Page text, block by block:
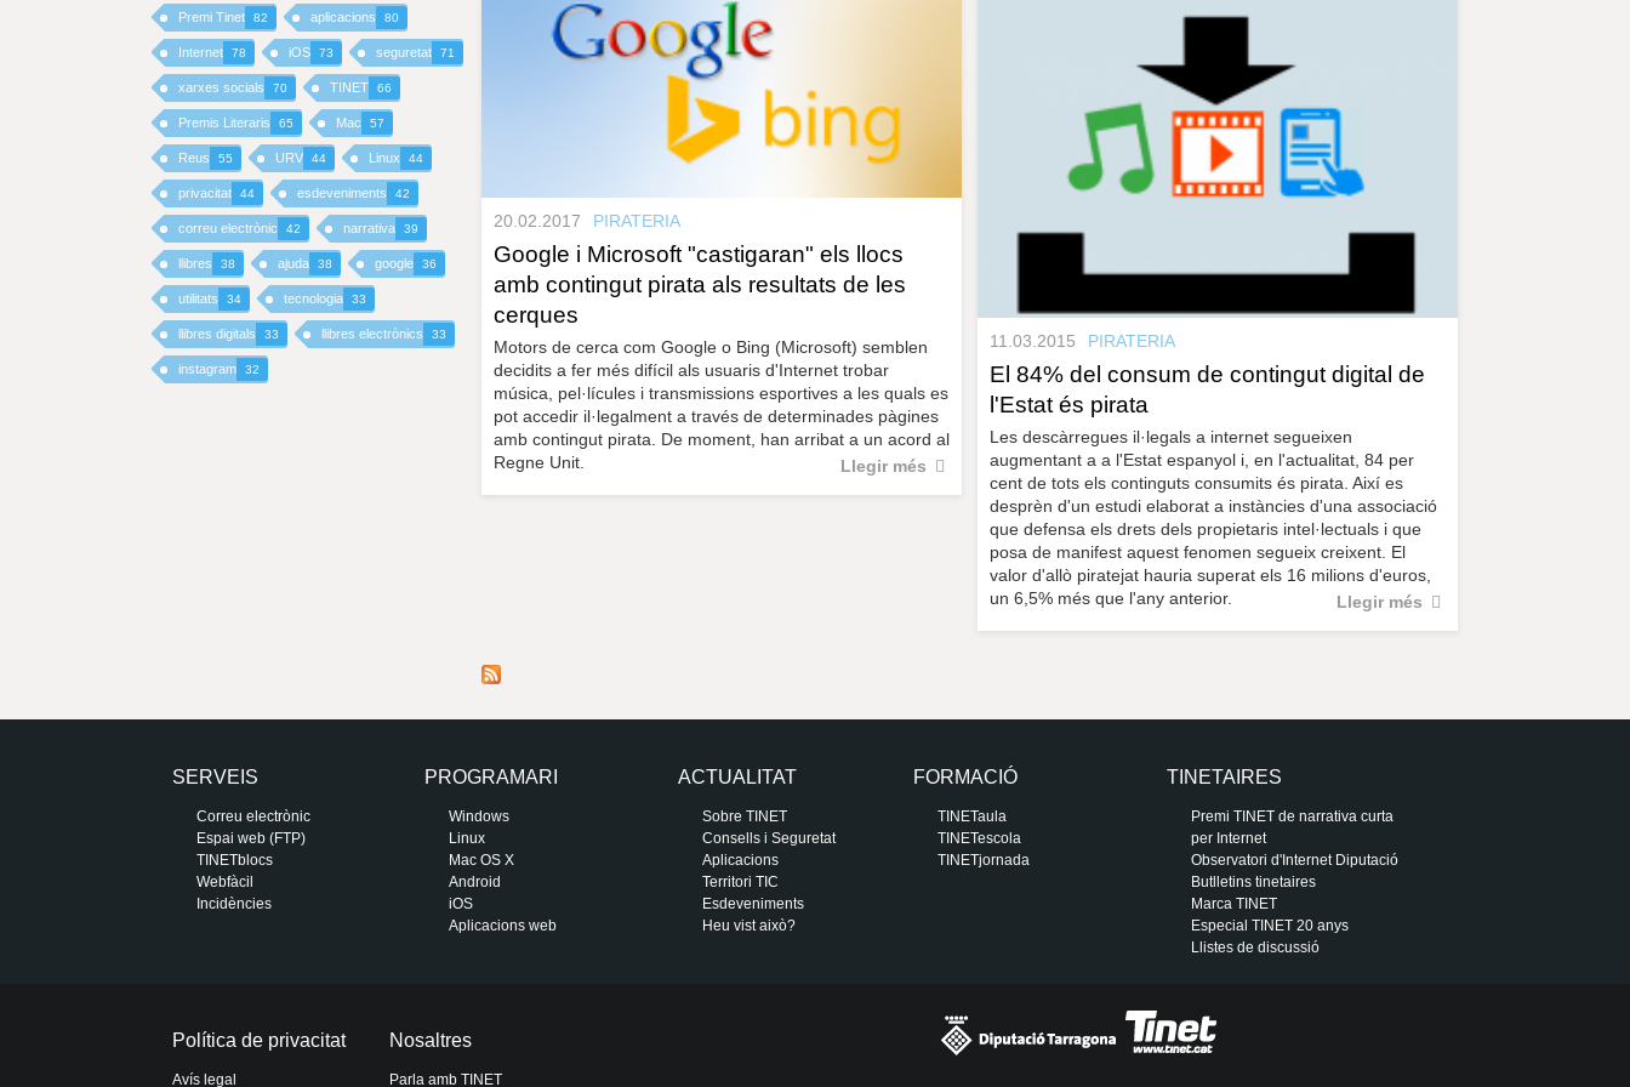
l
a
I
N
C
I
P
A
L
20.02.2017 PIRATERIA
Google i Microsoft "castigaran" els llocs
amb contingut pirata als resultats de les
cerques
Motors de cerca com Google o Bing (Microsoft) semblen
decidits a fer més difícil als usuaris d'Internet trobar
música, pel·lícules i transmissions esportives a les quals es
pot accedir il·legalment a través de determinades pàgines
amb contingut pirata. De moment, han arribat a un acord al
Regne Unit.
Llegir més
11.03.2015 PIRATERIA
El 84% del consum de contingut digital de
l'Estat és pirata
Les descàrregues il·legals a internet segueixen
augmentant a a l'Estat espanyol i, en l'actualitat, 84 per
cent de tots els continguts consumits és pirata. Així es
desprèn d'un estudi elaborat a instàncies d'una associació
que defensa els drets dels propietaris intel·lectuals i que
posa de manifest aquest fenomen segueix creixent. El
valor d'allò piratejat hauria superat els 16 milions d'euros,
un 6,5% més que l'any anterior.
Llegir més
Premi Tinet 82 aplicacions 80
Internet 78 iOS 73 seguretat 71
xarxes socials 70 TINET 66
Premis Literaris 65 Mac 57
Reus 55 URV 44 Linux 44
privacitat 44 esdeveniments 42
correu electrònic 42 narrativa 39
llibres 38 ajuda 38 google 36
utilitats 34 tecnologia 33
llibres digitals 33 llibres electrònics 33
instagram 32
SERVEIS
Correu electrònic
Espai web (FTP)
TINETblocs
Webfàcil
Incidències
PROGRAMARI
Windows
Linux
Mac OS X
Android
iOS
Aplicacions web
ACTUALITAT
Sobre TINET
Consells i Seguretat
Aplicacions
Territori TIC
Esdeveniments
Heu vist això?
FORMACIÓ
TINETaula
TINETescola
TINETjornada
TINETAIRES
Premi TINET de narrativa curta
per Internet
Observatori d'Internet Diputació
Butlletins tinetaires
Marca TINET
Especial TINET 20 anys
Llistes de discussió
Política de privacitat
Avís legal
Nosaltres
Parla amb TINET